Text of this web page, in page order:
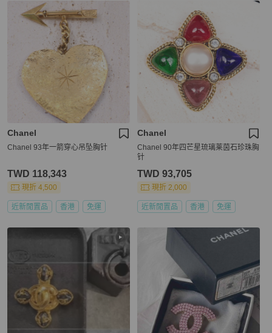
Chanel
Chanel 93年一箭穿心吊坠胸针
TWD 118,343
現折 4,500
近新閒置品 香港 免運
Chanel
Chanel 90年四芒星琉璃莱茵石珍珠胸
针
TWD 93,705
現折 2,000
近新閒置品 香港 免運